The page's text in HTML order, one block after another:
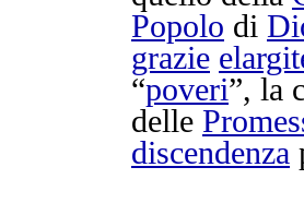
Popolo di
grazie
“poveri”, la
delle
discendenza